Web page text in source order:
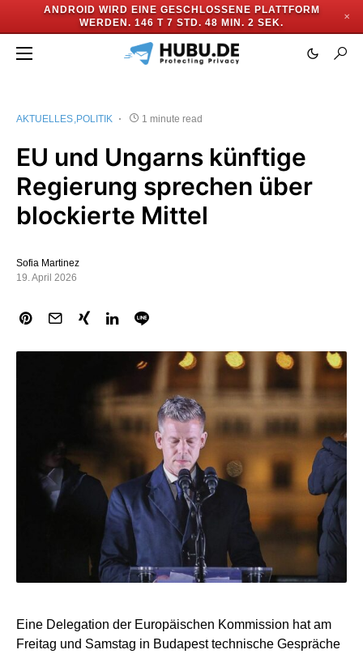
ANDROID WIRD EINE GESCHLOSSENE PLATTFORM
WERDEN. 146 T 7 STD. 48 MIN. 1 SEK.
✕
AKTUELLES POLITIK 1 minute read
EU und Ungarns künftige
Regierung sprechen über
blockierte Mittel
Sofia Martinez
19. April 2026
Eine Delegation der Europäischen Kommission hat am
Freitag und Samstag in Budapest technische Gespräche